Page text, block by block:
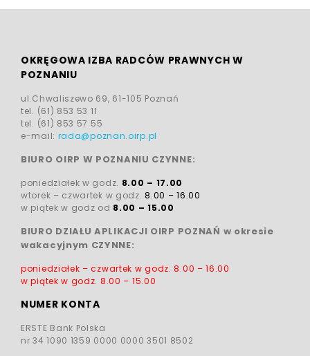
OKRĘGOWA IZBA RADCÓW PRAWNYCH W
POZNANIU
ul.Chwaliszewo 69, 61-105 Poznań
tel. (61) 853 53 11
tel. (61) 853 57 55
e-mail: rada@poznan.oirp.pl
BIURO OIRP W POZNANIU CZYNNE:
poniedziałek w godz. 8.00 – 17.00
wtorek – czwartek w godz.8.00 – 16.00
w piątek w godz od 8.00 – 15.00
BIURO DZIAŁU APLIKACJI OIRP POZNAŃ w okresie
wakacyjnym CZYNNE:
poniedziałek – czwartek w godz. 8.00 – 16.00
w piątek w godz. 8.00 – 15.00
NUMER KONTA
ERSTE Bank Polska
nr 34 1090 1359 0000 0000 3501 8502